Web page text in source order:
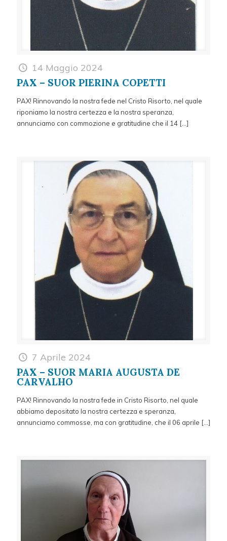
14 Maggio 2024
PAX – SUOR PIERINA COPETTI
PAX! Rinnovando la nostra fede nel Cristo Risorto, nel quale
riponiamo la nostra certezza e la nostra speranza,
annunciamo con commozione e gratitudine che il 14 […]
7 Aprile 2024
PAX – SUOR MARIA AUGUSTA DE
CARVALHO
PAX! Rinnovando la nostra fede in Cristo Risorto, nel quale
abbiamo depositato la nostra certezza e speranza,
annunciamo commosse, ma con gratitudine, che il 06 aprile […]